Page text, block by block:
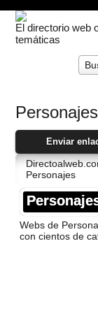
El directorio web
temáticas
Personajes
Enviar
Personajes
Webs de
con cientos de